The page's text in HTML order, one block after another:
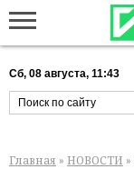
Сб, 08 августа, 11:43
Главная » НОВОСТИ »